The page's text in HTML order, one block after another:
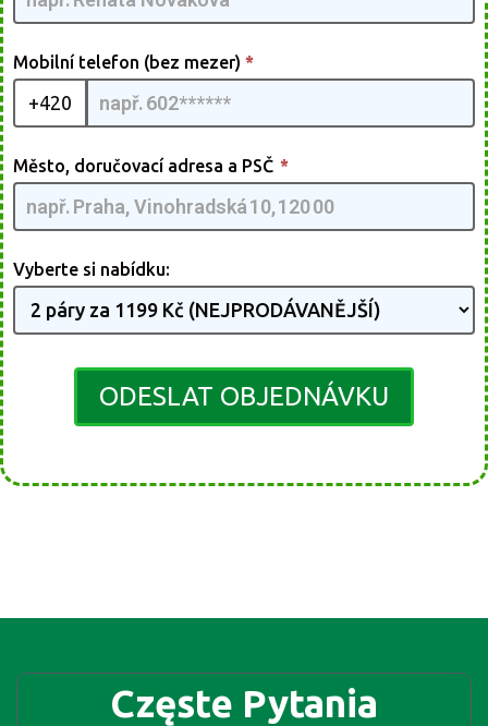
G3pmQMIA
Mobilní telefon (bez mezer) *
+420
Město, doručovací adresa a PSČ *
Vyberte si nabídku:
ODESLAT OBJEDNÁVKU
Częste Pytania